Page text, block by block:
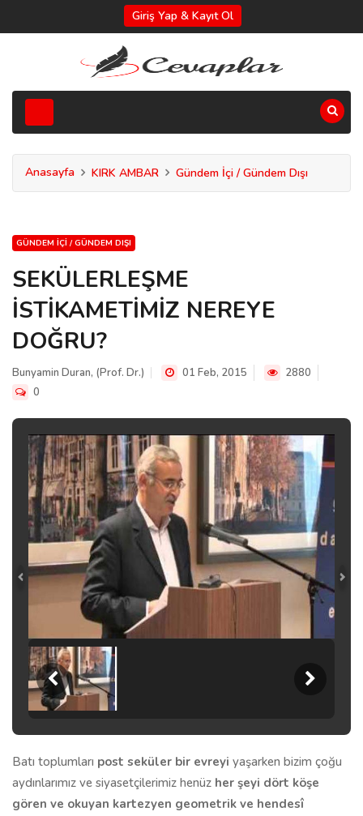
Giriş Yap & Kayıt Ol
Anasayfa KIRK AMBAR Gündem İçi / Gündem Dışı
GÜNDEM İÇI / GÜNDEM DIŞI
SEKÜLERLEŞME
İSTİKAMETİMİZ NEREYE
DOĞRU?
Bunyamin Duran, (Prof. Dr.) 01 Feb, 2015
2880
0
Batı toplumları post seküler bir evreyi yaşarken bizim çoğu
aydınlarımız ve siyasetçilerimiz henüz her şeyi dört köşe
gören ve okuyan kartezyen geometrik ve hendesî